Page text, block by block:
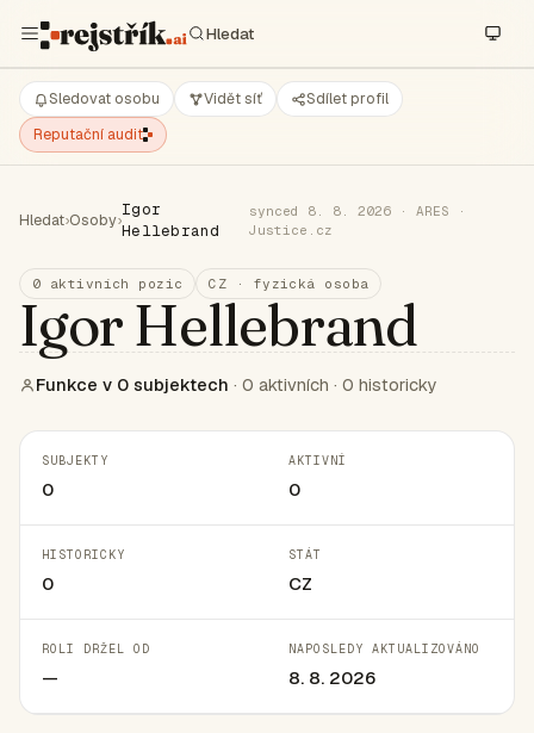
Sledovat osobu Vidět síť
Sdílet profil
Reputační audit
Hledat›Osoby›
Igor
Hellebrand
synced 8. 8. 2026 · ARES ·
Justice.cz
0 aktivních pozic CZ · fyzická osoba
Igor Hellebrand
Funkce v 0 subjektech · 0 aktivních · 0 historicky
SUBJEKTY
0
AKTIVNÍ
0
HISTORICKY
0
STÁT
CZ
ROLI DRŽEL OD
—
NAPOSLEDY AKTUALIZOVÁNO
8. 8. 2026